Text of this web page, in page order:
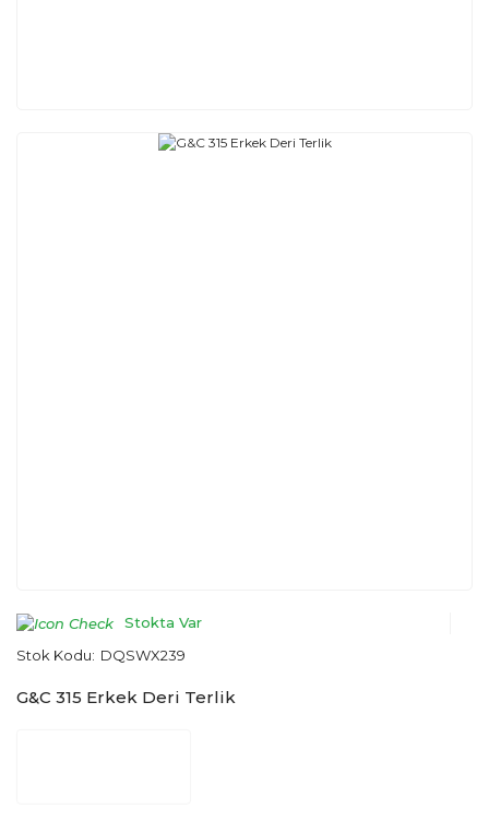
Stokta Var
Stok Kodu: DQSWX239
G&C 315 Erkek Deri Terlik